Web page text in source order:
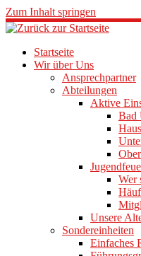
Zum Inhalt springen
Startseite
Wir über Uns
Ansprechpartner
Abteilungen
Aktive
Bad
Wer
Unsere
Sondereinheiten
Einfaches